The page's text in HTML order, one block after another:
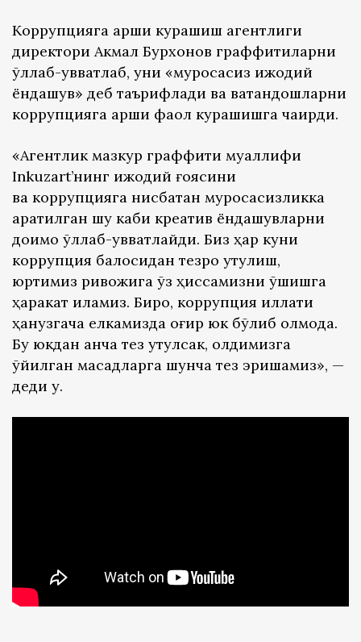
Коррупцияга қарши курашиш агентлиги
директори Акмал Бурхонов граффитиларни
қўллаб-қувватлаб, уни «муросасиз ижодий
ёндашув» деб таърифлади ва ватандошларни
коррупцияга қарши фаол курашишга чақирди.
«Агентлик мазкур граффити муаллифи
Inkuzart’нинг ижодий ғоясини
ва коррупцияга нисбатан муросасизликка
қаратилган шу каби креатив ёндашувларни
доимо қўллаб-қувватлайди. Биз ҳар куни
коррупция балосидан тезроқ қутулиш,
юртимиз ривожига ўз ҳиссамизни қўшишга
ҳаракат қиламиз. Бироқ, коррупция иллати
ҳанузгача елкамизда оғир юк бўлиб қолмоқда.
Бу юкдан қанча тез қутулсак, олдимизга
қўйилган мақсадларга шунча тез эришамиз», —
деди у.